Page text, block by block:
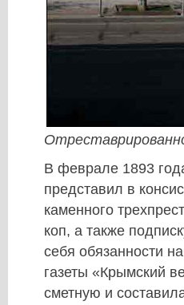
В феврале 1893
представил в
каменного
коп, а также
себя обязанности
газеты «Крымский
сметную и